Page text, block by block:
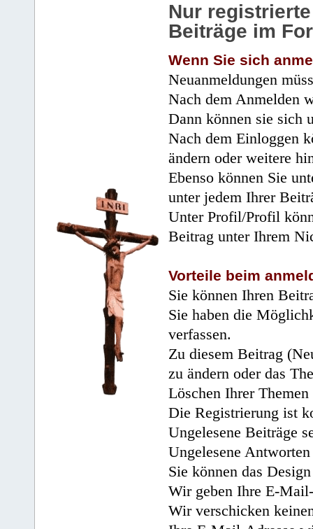
Nur
Beiträge im
Wenn Sie sich
Neuanmeldungen
Nach dem Anmelden
Dann können sie sich
Nach dem Einloggen
ändern oder weitere
Ebenso können Sie
unter jedem Ihrer
Unter Profil/Profil
Beitrag unter Ihrem
Vorteile beim
Sie können Ihren
Sie haben die
verfassen.
Zu diesem Beitrag
zu ändern oder das
Löschen Ihrer
Die Registrierung ist
Ungelesene Beiträge
Ungelesene
Sie können das
Wir geben Ihre E-
Wir verschicken